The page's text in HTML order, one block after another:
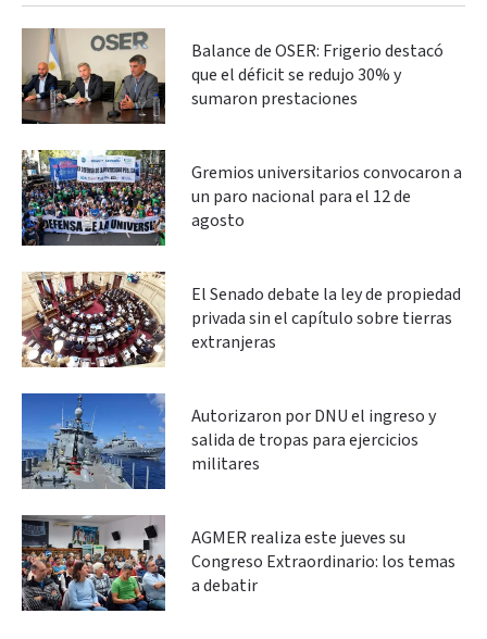
Balance de OSER: Frigerio destacó
que el déficit se redujo 30% y
sumaron prestaciones
Gremios universitarios convocaron a
un paro nacional para el 12 de
agosto
El Senado debate la ley de propiedad
privada sin el capítulo sobre tierras
extranjeras
Autorizaron por DNU el ingreso y
salida de tropas para ejercicios
militares
AGMER realiza este jueves su
Congreso Extraordinario: los temas
a debatir